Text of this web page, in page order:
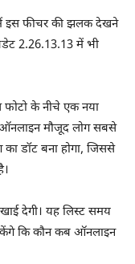
में इस फीचर की झलक देखने
2.26.13.13 में भी
फोटो के नीचे एक नया
मौजूद लोग सबसे
का डॉट बना होगा, जिससे
देगी। यह लिस्ट समय
कि कौन कब ऑनलाइन